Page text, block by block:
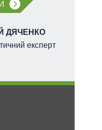
ДЯЧЕНКО
експерт